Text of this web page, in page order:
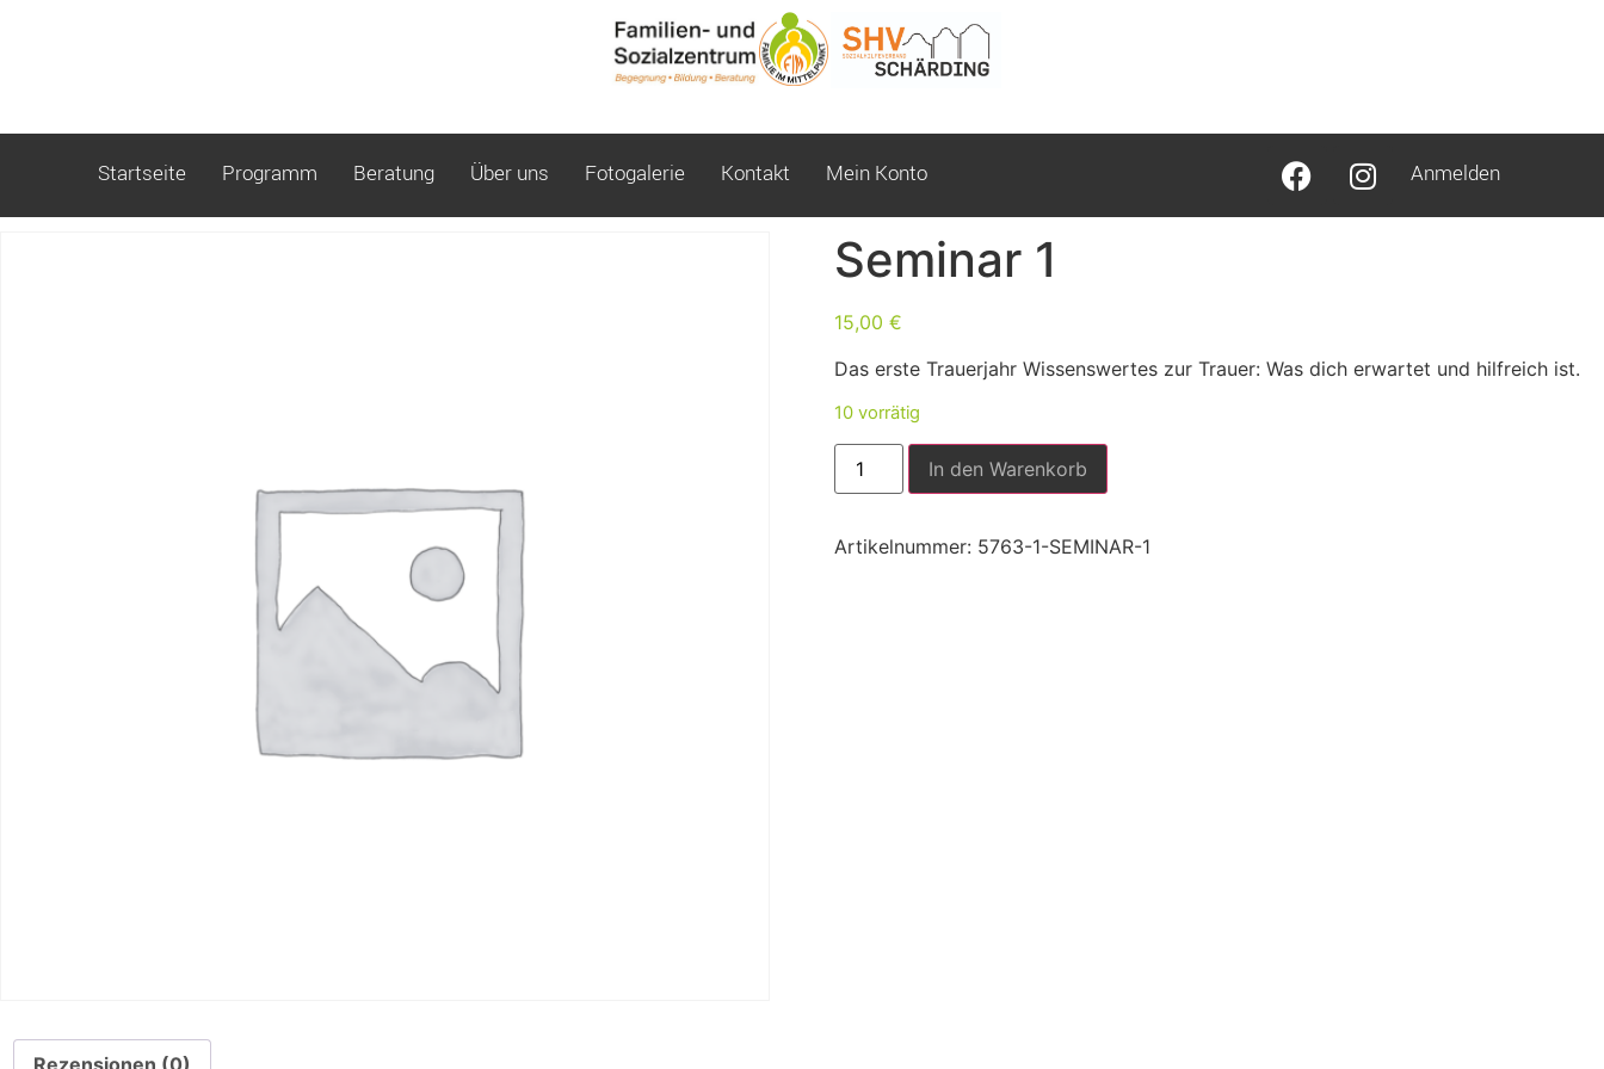
Startseite Programm Beratung Über uns Fotogalerie Kontakt Mein Konto Anmelden
Seminar 1
15,00 €
Das erste Trauerjahr Wissenswertes zur Trauer: Was dich erwartet und hilfreich ist.
10 vorrätig
In den Warenkorb
Artikelnummer: 5763-1-SEMINAR-1